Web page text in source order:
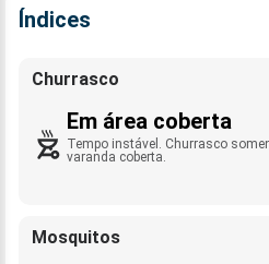
Índices
Churrasco
Em área coberta
Tempo instável. Churrasco
varanda coberta.
Mosquitos